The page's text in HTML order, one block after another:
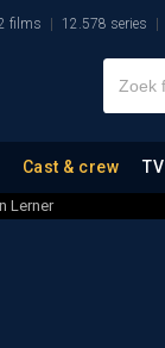
films 12.578 series
Cast & crew TV
Lerner